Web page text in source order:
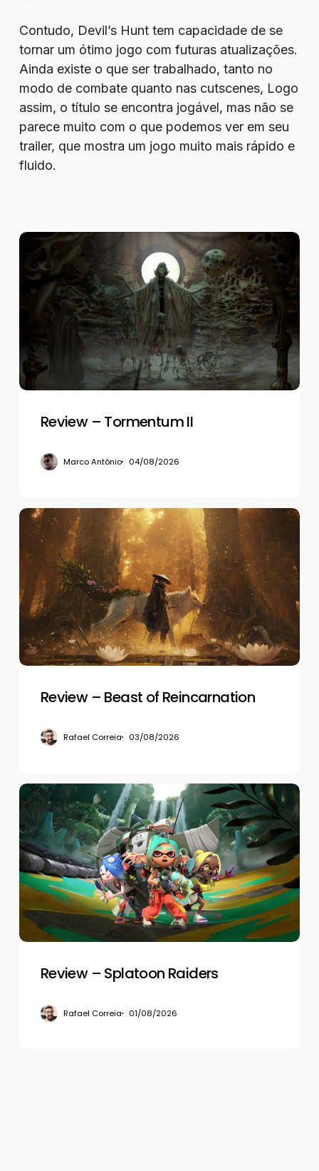
Contudo, Devil’s Hunt tem capacidade de se
tornar um ótimo jogo com futuras atualizações.
Ainda existe o que ser trabalhado, tanto no
modo de combate quanto nas cutscenes, Logo
assim, o título se encontra jogável, mas não se
parece muito com o que podemos ver em seu
trailer, que mostra um jogo muito mais rápido e
fluido.
Review
Tormentum
Review – Tormentum II
Marco Antônio 04/08/2026
Review
–
Beast
Reincarnation
Review – Beast of Reincarnation
Rafael Correia 03/08/2026
Review
–
Splatoon
Raiders
Review – Splatoon Raiders
Rafael Correia 01/08/2026